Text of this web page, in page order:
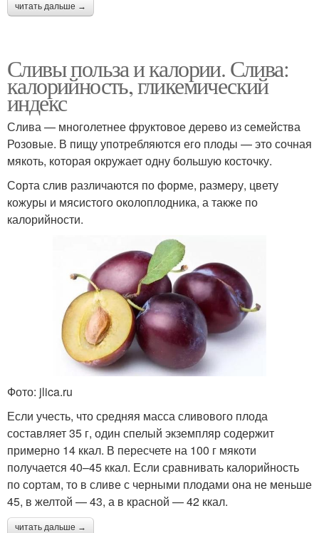
читать дальше →
Сливы польза и калории. Слива:
калорийность, гликемический
индекс
Слива — многолетнее фруктовое дерево из семейства
Розовые. В пищу употребляются его плоды — это сочная
мякоть, которая окружает одну большую косточку.
Сорта слив различаются по форме, размеру, цвету
кожуры и мясистого околоплодника, а также по
калорийности.
Фото: jlica.ru
Если учесть, что средняя масса сливового плода
составляет 35 г, один спелый экземпляр содержит
примерно 14 ккал. В пересчете на 100 г мякоти
получается 40–45 ккал. Если сравнивать калорийность
по сортам, то в сливе с черными плодами она не меньше
45, в желтой — 43, а в красной — 42 ккал.
читать дальше →